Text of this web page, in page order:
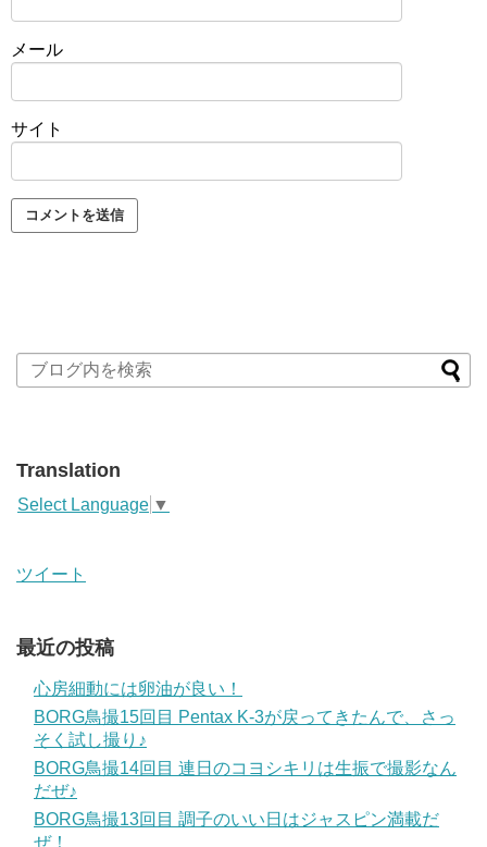
メール
サイト
Translation
Select Language ▼
ツイート
最近の投稿
心房細動には卵油が良い！
BORG鳥撮15回目 Pentax K-3が戻ってきたんで、さっ
そく試し撮り♪
BORG鳥撮14回目 連日のコヨシキリは生振で撮影なん
だぜ♪
BORG鳥撮13回目 調子のいい日はジャスピン満載だ
ぜ！